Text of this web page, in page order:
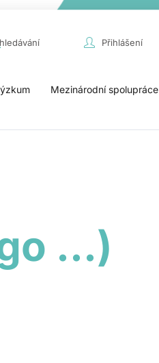
Přihlášení
Mezinárodní spolupráce
...)